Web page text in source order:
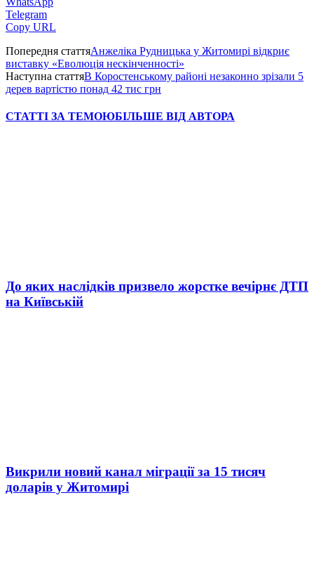
Telegram
Copy URL
Попередня статтяАнжеліка Рудницька у Житомирі відкриє
виставку «Еволюція нескінченності»
Наступна статтяВ Коростенському районі незаконно зрізали 5
дерев вартістю понад 42 тис грн
СТАТТІ ЗА ТЕМОЮБІЛЬШЕ ВІД АВТОРА
До яких наслідків призвело жорстке вечірнє ДТП
на Київській
Викрили новий канал міграції за 15 тисяч
доларів у Житомирі